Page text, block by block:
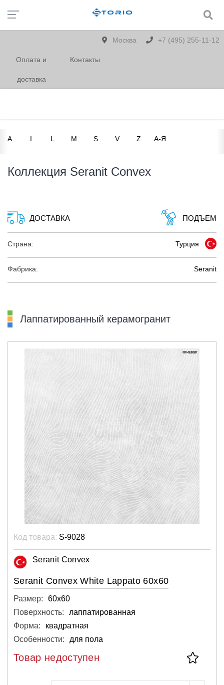
Москва +7 (495) 255-11-12
Оплата и
доставка
Контакты
A I L M S V Z А-Я
Коллекция Seranit Convex
ДОСТАВКА ПОДЪЕМ
Страна: Турция
Фабрика: Seranit
Лаппатированный керамогранит
Код товара: S-9028
Seranit Convex
Seranit Convex White Lappato 60x60
Размер:
60х60
Поверхность:
лаппатированная
Форма:
квадратная
Особенности:
для пола
Товар недоступен